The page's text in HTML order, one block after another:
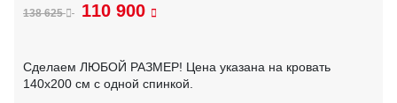
138 625 110 900
Сделаем ЛЮБОЙ РАЗМЕР! Цена указана на кровать
140х200 см с одной спинкой.